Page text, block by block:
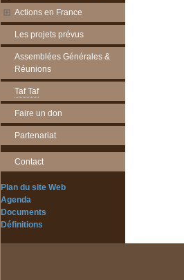
Actions en France
Les projets prévus
Assemblées Générales &
Réunions
Taf Taf
Faire un don
Partenariat
Contact
Plan du site Web
Agenda
Documents
Définitions